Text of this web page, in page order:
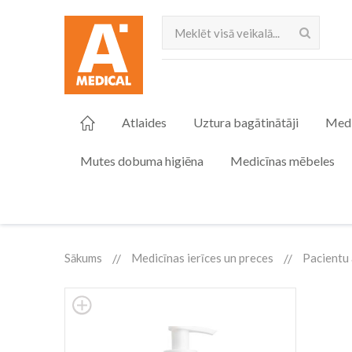
Meklēt
Atlaides Uztura bagātinātāji
Mutes dobuma higiēna Medicīnas mēbeles
Sākums Medicīnas ierīces un preces Pacientu
Skip
to